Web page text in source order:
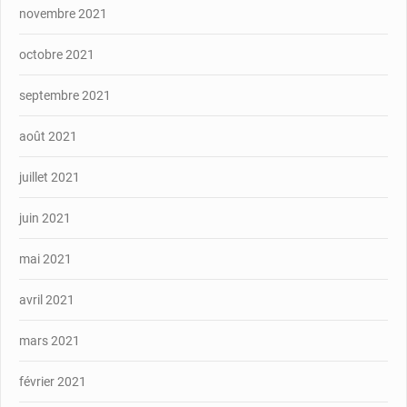
novembre 2021
octobre 2021
septembre 2021
août 2021
juillet 2021
juin 2021
mai 2021
avril 2021
mars 2021
février 2021